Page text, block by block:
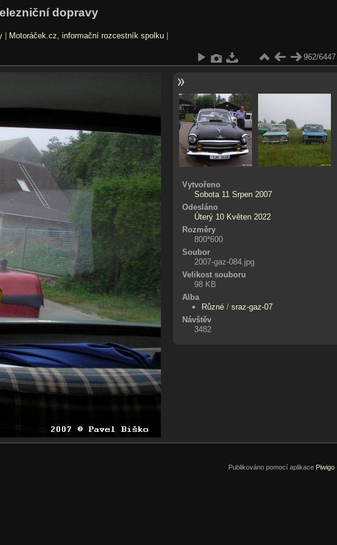
dopravy
| Motoráček.cz, informační rozcestník spolku|
962/6447
Vytvořeno
Sobota 11 Srpen 2007
Odesláno
Úterý 10 Květen 2022
Rozměry
800*600
Soubor
2007-gaz-084.jpg
Velikost souboru
98 KB
Alba
Různé /sraz-gaz-07
Návštěv
3482
Publikováno pomocí aplikace Piwigo